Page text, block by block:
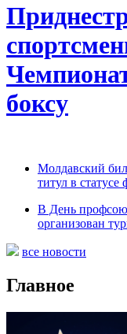
боксу
Молдавский
титул в статусе
В День
организован
все новости
Главное